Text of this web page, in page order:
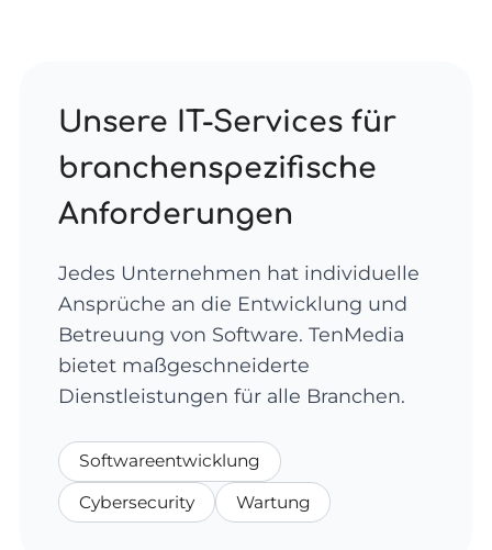
Unsere IT-Services für
branchenspezifische
Anforderungen
Jedes Unternehmen hat individuelle
Ansprüche an die Entwicklung und
Betreuung von Software. TenMedia
bietet maßgeschneiderte
Dienstleistungen für alle Branchen.
Softwareentwicklung
Cybersecurity
Wartung